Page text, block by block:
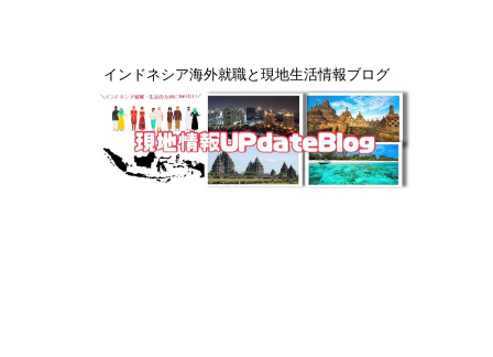
インドネシア海外就職と現地生活情報ブログ